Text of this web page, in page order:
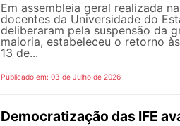
Em assembleia geral realizada
docentes da Universidade do
deliberaram pela suspensão da
maioria, estabeleceu o retorno
13 de...
Publicado em: 03 de Julho de 2026
Democratização das IFE